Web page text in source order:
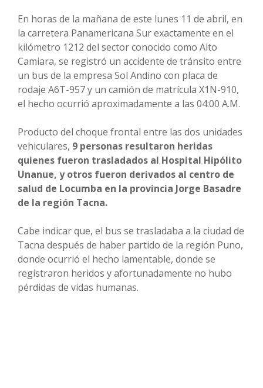
En horas de la mañana de este lunes 11 de abril, en
la carretera Panamericana Sur exactamente en el
kilómetro 1212 del sector conocido como Alto
Camiara, se registró un accidente de tránsito entre
un bus de la empresa Sol Andino con placa de
rodaje A6T-957 y un camión de matrícula X1N-910,
el hecho ocurrió aproximadamente a las 04:00 A.M.
Producto del choque frontal entre las dos unidades
vehiculares, 9 personas resultaron heridas
quienes fueron trasladados al Hospital Hipólito
Unanue, y otros fueron derivados al centro de
salud de Locumba en la provincia Jorge Basadre
de la región Tacna.
Cabe indicar que, el bus se trasladaba a la ciudad de
Tacna después de haber partido de la región Puno,
donde ocurrió el hecho lamentable, donde se
registraron heridos y afortunadamente no hubo
pérdidas de vidas humanas.